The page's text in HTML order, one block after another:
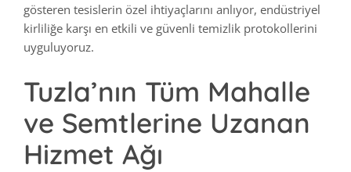
gösteren tesislerin özel ihtiyaçlarını anlıyor, endüstriyel
kirliliğe karşı en etkili ve güvenli temizlik protokollerini
uyguluyoruz.
Tuzla’nın Tüm Mahalle
ve Semtlerine Uzanan
Hizmet Ağı